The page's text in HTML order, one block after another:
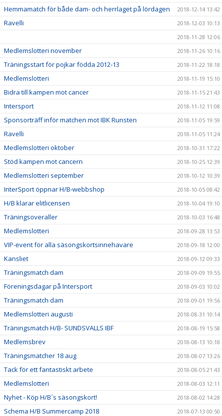
Hemmamatch för både dam- och herrlaget på lördagen 2018-12-14 13:42
Ravelli
2018-12-03 10:13
2018-11-28 12:06
Medlemslotteri november 2018-11-26 10:16
Träningsstart för pojkar födda 2012-13 2018-11-22 18:18
Medlemslotteri 2018-11-19 15:10
Bidra till kampen mot cancer 2018-11-15 21:43
Intersport 2018-11-12 11:08
Sponsorträff inför matchen mot IBK Runsten 2018-11-05 19:59
Ravelli 2018-11-05 11:24
Medlemslotteri oktober 2018-10-31 17:22
Stöd kampen mot cancern 2018-10-25 12:39
Medlemslotteri september 2018-10-12 10:39
InterSport öppnar H/B-webbshop 2018-10-05 08:42
H/B klarar elitlicensen 2018-10-04 19:10
Träningsoveraller 2018-10-03 16:48
Medlemslotteri 2018-09-28 13:53
VIP-event för alla säsongskortsinnehavare 2018-09-18 12:00
Kansliet 2018-09-12 09:33
Träningsmatch dam 2018-09-09 19:55
Föreningsdagar på Intersport 2018-09-03 10:02
Träningsmatch dam 2018-09-01 19:56
Medlemslotteri augusti 2018-08-31 10:14
Träningsmatch H/B- SUNDSVALLS IBF 2018-08-19 15:58
Medlemsbrev 2018-08-13 10:18
Träningsmatcher 18 aug 2018-08-07 13:26
Tack för ett fantastiskt arbete 2018-08-05 21:43
Medlemslotteri 2018-08-03 12:11
Nyhet - Köp H/B´s säsongskort! 2018-08-02 14:28
Schema H/B Summercamp 2018 2018-07-13 00:50